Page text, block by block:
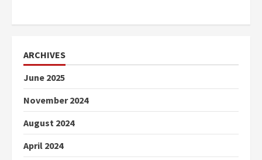
ARCHIVES
June 2025
November 2024
August 2024
April 2024